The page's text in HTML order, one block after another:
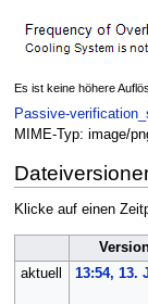
Es ist keine höhere
Passive-
MIME-Typ: image/
Klicke auf einen
aktuell
13:54, 13.